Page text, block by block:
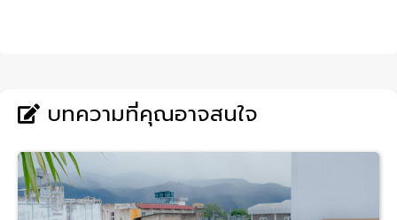
บทความที่คุณอาจสนใจ